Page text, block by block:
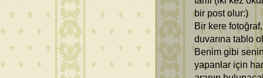
bir post olur:)
Bir kere
duvarına tablo
Benim gibi
yapanlar için